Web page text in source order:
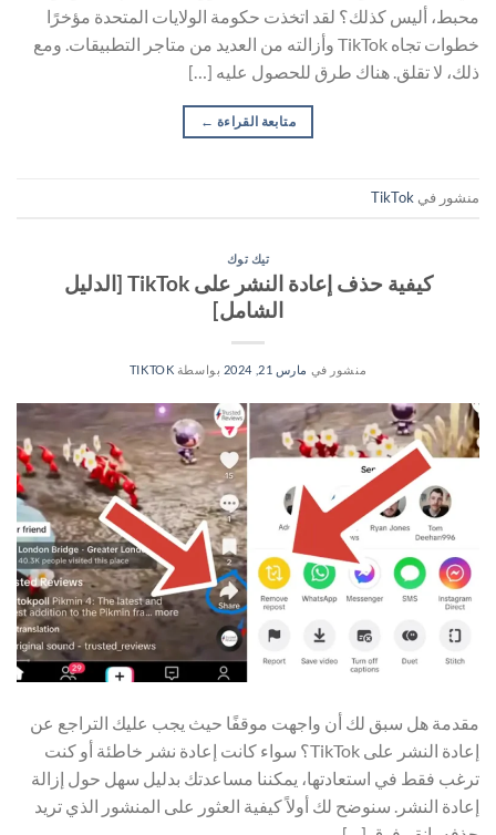
محبط، أليس كذلك؟ لقد اتخذت حكومة الولايات المتحدة مؤخرًا
خطوات تجاه TikTok وأزالته من العديد من متاجر التطبيقات. ومع
ذلك، لا تقلق. هناك طرق للحصول عليه […]
متابعة القراءة ←
منشور في TikTok
تيك توك
كيفية حذف إعادة النشر على TikTok [الدليل
الشامل]
منشور في مارس 21, 2024 بواسطة TIKTOK
مقدمة هل سبق لك أن واجهت موقفًا حيث يجب عليك التراجع عن
إعادة النشر على TikTok؟ سواء كانت إعادة نشر خاطئة أو كنت
ترغب فقط في استعادتها، يمكننا مساعدتك بدليل سهل حول إزالة
إعادة النشر. سنوضح لك أولاً كيفية العثور على المنشور الذي تريد